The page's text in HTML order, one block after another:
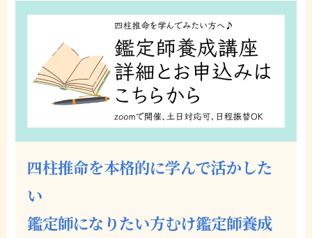
四柱推命を本格的に学んで活かした
い
鑑定師になりたい方むけ鑑定師養成